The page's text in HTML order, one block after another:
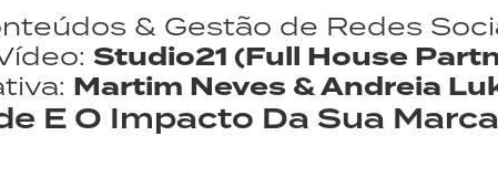
& Gestão de Redes
Studio21 (Full House
Martim Neves & Andreia
E O Impacto Da Sua